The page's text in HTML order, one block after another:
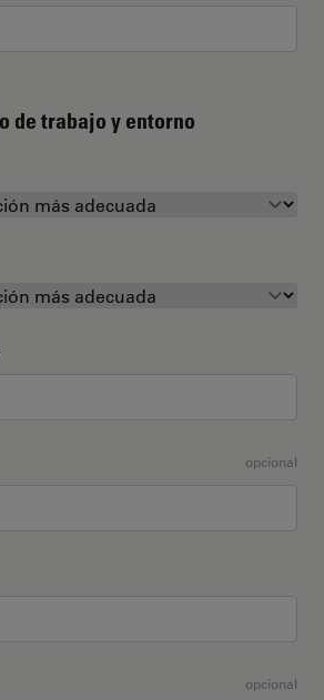
de trabajo y entorno
opcional
opcional